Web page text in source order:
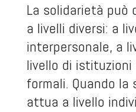
La solidarietà può
a livelli diversi: a
interpersonale, a
livello di istituzioni
formali. Quando la
attua a livello